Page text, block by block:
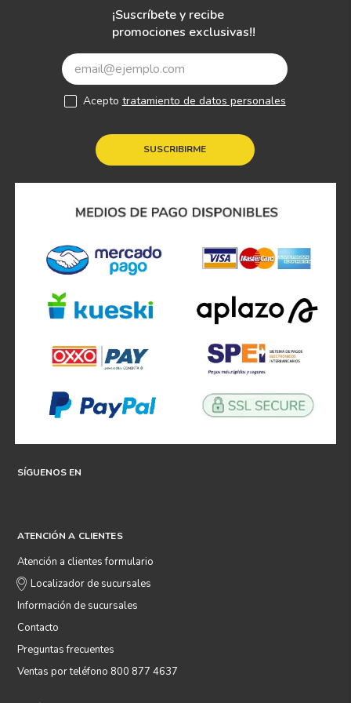
¡Suscríbete y recibe
promociones exclusivas!!
SUSCRIBIRME
Acepto tratamiento de datos personales
SÍGUENOS EN
ATENCIÓN A CLIENTES
Atención a clientes formulario
Localizador de sucursales
Información de sucursales
Contacto
Preguntas frecuentes
Ventas por teléfono 800 877 4637